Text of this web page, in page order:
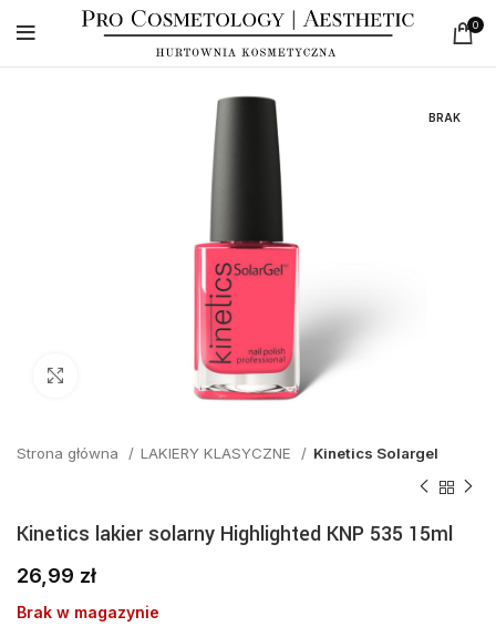
0
BRAK
Strona główna LAKIERY KLASYCZNE Kinetics Solargel
Kinetics lakier solarny Highlighted KNP 535 15ml
26,99 zł
Brak w magazynie